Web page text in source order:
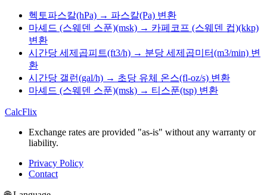
헥토파스칼(hPa) → 파스칼(Pa) 변환
마셰드 (스웨덴 스푼)(msk) → 카페코프 (스웨덴 컵)(kkp)
변환
시간당 세제곱피트(ft3/h) → 분당 세제곱미터(m3/min) 변
환
시간당 갤런(gal/h) → 초당 유체 온스(fl-oz/s) 변환
마셰드 (스웨덴 스푼)(msk) → 티스푼(tsp) 변환
CalcFlix
Exchange rates are provided "as-is" without any warranty or
liability.
Privacy Policy
Contact